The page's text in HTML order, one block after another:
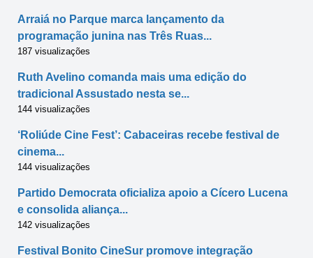
Arraiá no Parque marca lançamento da
programação junina nas Três Ruas...
187 visualizações
Ruth Avelino comanda mais uma edição do
tradicional Assustado nesta se...
144 visualizações
‘Roliúde Cine Fest’: Cabaceiras recebe festival de
cinema...
144 visualizações
Partido Democrata oficializa apoio a Cícero Lucena
e consolida aliança...
142 visualizações
Festival Bonito CineSur promove integração